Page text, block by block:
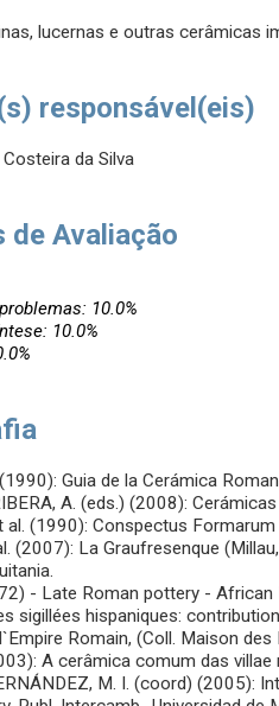
lucernas e outras cerâmicas
responsável(eis)
da Silva
de Avaliação
10.0%
10.0%
Guia de la Cerámica
A. (eds.) (2008):
al. (1990): Conspectus
(2007): La Graufresenque
- Late Roman pottery - African
sigillées hispaniques:
Romain, (Coll. Maison
A cerâmica comum das
M. I. (coord) (2005):